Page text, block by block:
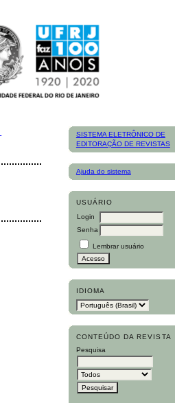
SISTEMA ELETRÔNICO DE
EDITORAÇÃO DE REVISTAS
Ajuda do sistema
USUÁRIO
Login
Senha
Lembrar usuário
IDIOMA
CONTEÚDO DA REVISTA
Pesquisa